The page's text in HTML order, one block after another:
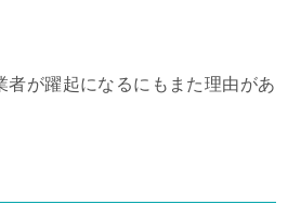
者が躍起になるにもまた理由があ